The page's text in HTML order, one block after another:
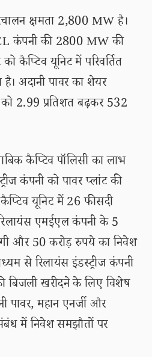
क्षमता 2,800 MW है।
कंपनी की 2800 MW की
कैप्टिव यूनिट में परिवर्तित
अदानी पावर का शेयर
2.99 प्रतिशत बढ़कर 532
कैप्टिव पॉलिसी का लाभ
कंपनी को पावर प्लांट की
यूनिट में 26 फीसदी
रिलायंस एमईएल कंपनी के 5
और 50 करोड़ रुपये का निवेश
से रिलायंस इंडस्ट्रीज कंपनी
बिजली खरीदने के लिए विशेष
पावर, महान एनर्जी और
में निवेश समझौतों पर